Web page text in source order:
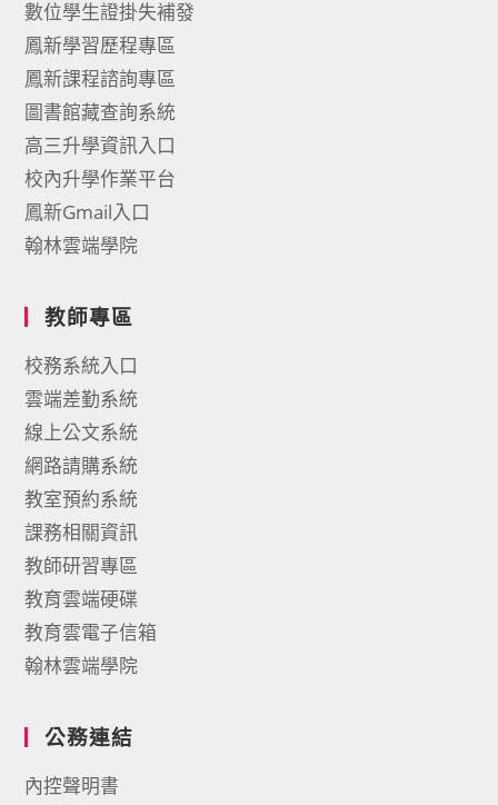
數位學生證掛失補發
鳳新學習歷程專區
鳳新課程諮詢專區
圖書館藏查詢系統
高三升學資訊入口
校內升學作業平台
鳳新Gmail入口
翰林雲端學院
教師專區
校務系統入口
雲端差勤系統
線上公文系統
網路請購系統
教室預約系統
課務相關資訊
教師研習專區
教育雲端硬碟
教育雲電子信箱
翰林雲端學院
公務連結
內控聲明書